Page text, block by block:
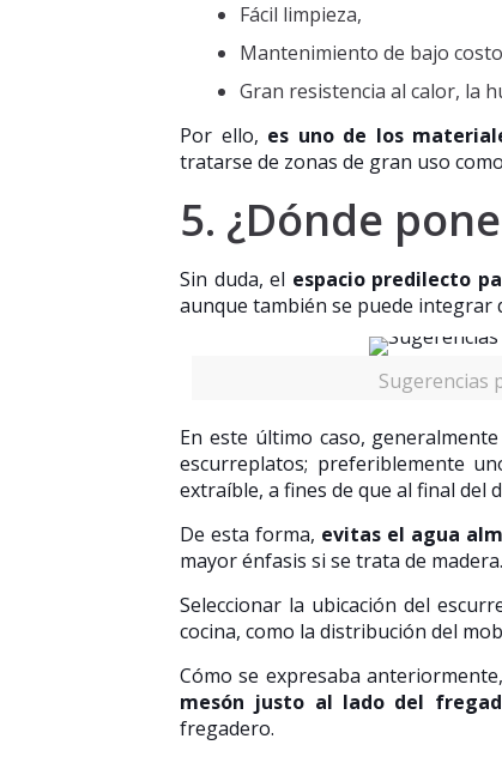
Fácil limpieza,
Mantenimiento de bajo
Gran resistencia al calor, la
Por ello, es uno de los
tratarse de zonas de gran uso
5. ¿Dónde
Sin duda, el espacio predilecto
aunque también se puede integrar
Sugerencias
En este último caso,
escurreplatos; preferiblemente
extraíble, a fines de que al final del
De esta forma, evitas el agua
mayor énfasis si se trata de madera.
Seleccionar la ubicación del
cocina, como la distribución del
Cómo se expresaba anteriormente,
mesón justo al lado del
fregadero.